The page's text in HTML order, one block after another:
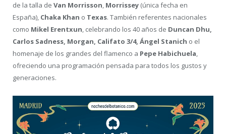
de la talla de Van Morrisson, Morrissey (única fecha en
España), Chaka Khan o Texas. También referentes nacionales
como Mikel Erentxun, celebrando los 40 años de Duncan Dhu,
Carlos Sadness, Morgan, Califato 3/4, Ángel Stanich o el
homenaje de los grandes del flamenco a Pepe Habichuela,
ofreciendo una programación pensada para todos los gustos y
generaciones.